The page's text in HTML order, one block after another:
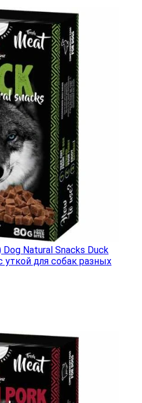
Natural Snacks Duck
для собак разных